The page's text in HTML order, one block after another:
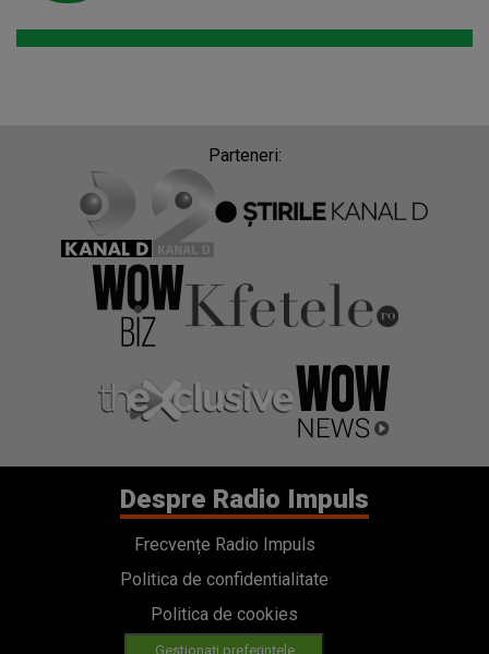
Parteneri:
Despre Radio Impuls
Frecvențe Radio Impuls
Politica de confidentialitate
Politica de cookies
Gestionați preferințele